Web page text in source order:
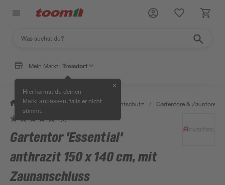
Mein Markt: Troisdorf
Hier kannst du deinen
Markt anpassen , falls er nicht
stimmt.
✕
/ Garten & Freizeit / Zäune & Sichtschutz / Gartentore & Zauntore
Gartentor 'Essential'
anthrazit 150 x 140 cm, mit
Zaunanschluss